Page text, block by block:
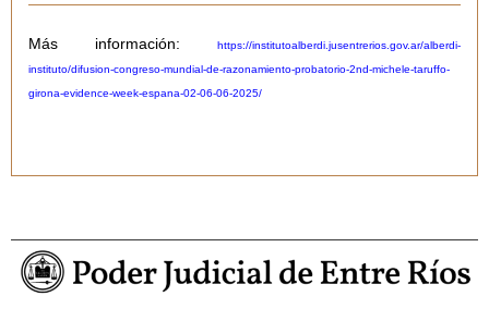
Más información:
https://institutoalberdi.jusentrerios.gov.ar/alberdi-
instituto/difusion-congreso-mundial-de-razonamiento-probatorio-2nd-michele-taruffo-
girona-evidence-week-espana-02-06-06-2025/